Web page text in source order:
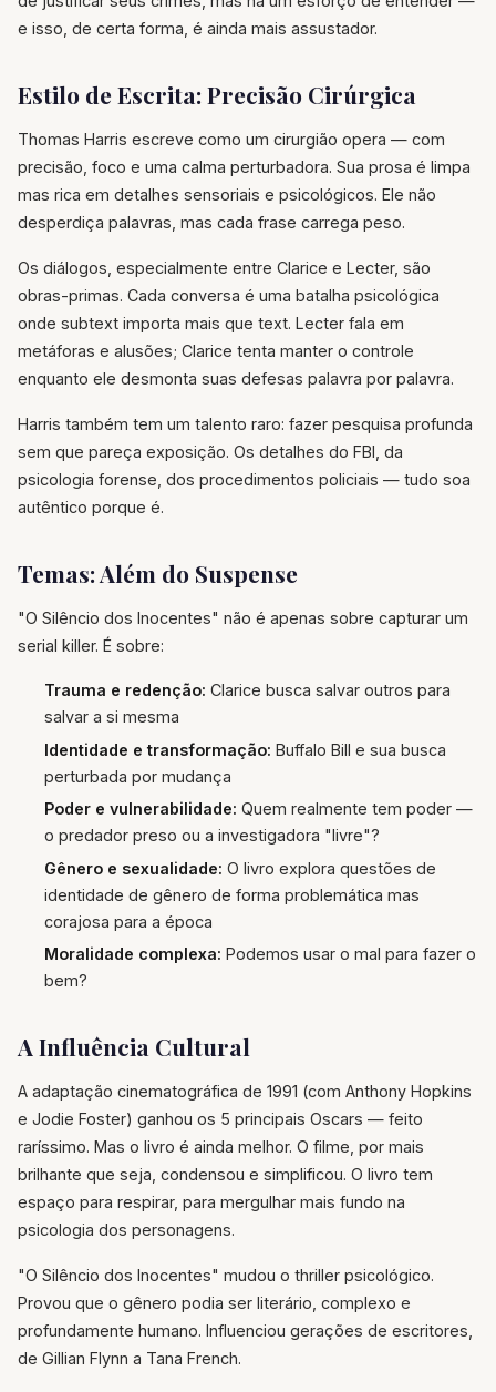
e isso, de certa forma, é ainda mais assustador.
Estilo de Escrita: Precisão Cirúrgica
Thomas Harris escreve como um cirurgião opera — com
precisão, foco e uma calma perturbadora. Sua prosa é limpa
mas rica em detalhes sensoriais e psicológicos. Ele não
desperdiça palavras, mas cada frase carrega peso.
Os diálogos, especialmente entre Clarice e Lecter, são
obras-primas. Cada conversa é uma batalha psicológica
onde subtext importa mais que text. Lecter fala em
metáforas e alusões; Clarice tenta manter o controle
enquanto ele desmonta suas defesas palavra por palavra.
Harris também tem um talento raro: fazer pesquisa profunda
sem que pareça exposição. Os detalhes do FBI, da
psicologia forense, dos procedimentos policiais — tudo soa
autêntico porque é.
Temas: Além do Suspense
"O Silêncio dos Inocentes" não é apenas sobre capturar um
serial killer. É sobre:
Trauma e redenção: Clarice busca salvar outros para
salvar a si mesma
Identidade e transformação: Buffalo Bill e sua busca
perturbada por mudança
Poder e vulnerabilidade: Quem realmente tem poder —
o predador preso ou a investigadora "livre"?
Gênero e sexualidade: O livro explora questões de
identidade de gênero de forma problemática mas
corajosa para a época
Moralidade complexa: Podemos usar o mal para fazer o
bem?
A Influência Cultural
A adaptação cinematográfica de 1991 (com Anthony Hopkins
e Jodie Foster) ganhou os 5 principais Oscars — feito
raríssimo. Mas o livro é ainda melhor. O filme, por mais
brilhante que seja, condensou e simplificou. O livro tem
espaço para respirar, para mergulhar mais fundo na
psicologia dos personagens.
"O Silêncio dos Inocentes" mudou o thriller psicológico.
Provou que o gênero podia ser literário, complexo e
profundamente humano. Influenciou gerações de escritores,
de Gillian Flynn a Tana French.